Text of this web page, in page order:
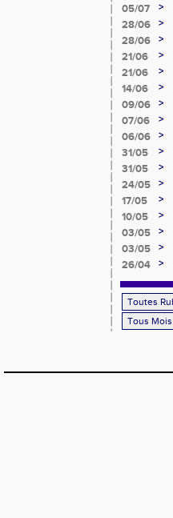
05/07
>
28/06 >
28/06
>
21/06
>
21/06
>
14/06
>
09/06
>
07/06
>
06/06
>
31/05
>
31/05
>
24/05
>
17/05 >
10/05 >
03/05
>
03/05
>
26/04
>